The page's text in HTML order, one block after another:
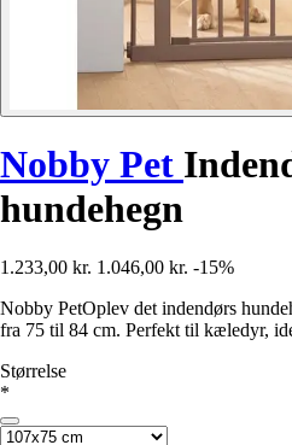
Nobby Pet
hundehegn
1.233,00 kr. 1.046,00 kr. -15%
Nobby PetOplev det indendørs
fra 75 til 84 cm. Perfekt til kæledyr,
Størrelse
*